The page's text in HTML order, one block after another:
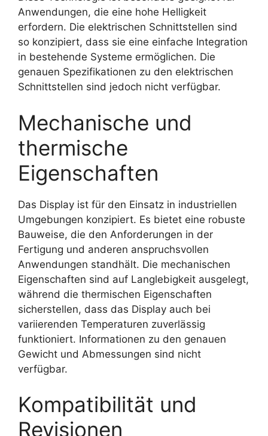
Anwendungen, die eine hohe Helligkeit
erfordern. Die elektrischen Schnittstellen sind
so konzipiert, dass sie eine einfache Integration
in bestehende Systeme ermöglichen. Die
genauen Spezifikationen zu den elektrischen
Schnittstellen sind jedoch nicht verfügbar.
Mechanische und
thermische
Eigenschaften
Das Display ist für den Einsatz in industriellen
Umgebungen konzipiert. Es bietet eine robuste
Bauweise, die den Anforderungen in der
Fertigung und anderen anspruchsvollen
Anwendungen standhält. Die mechanischen
Eigenschaften sind auf Langlebigkeit ausgelegt,
während die thermischen Eigenschaften
sicherstellen, dass das Display auch bei
variierenden Temperaturen zuverlässig
funktioniert. Informationen zu den genauen
Gewicht und Abmessungen sind nicht
verfügbar.
Kompatibilität und
Revisionen